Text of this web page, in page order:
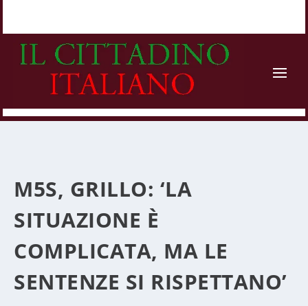
M5S, GRILLO: ‘LA
SITUAZIONE È
COMPLICATA, MA LE
SENTENZE SI RISPETTANO’